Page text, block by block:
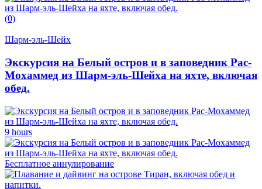
(0)
Шарм-эль-Шейх
Экскурсия на Белый остров и в заповедник Рас-
Мохаммед из Шарм-эль-Шейха на яхте, включая
обед.
9 hours
Бесплатное аннулирование